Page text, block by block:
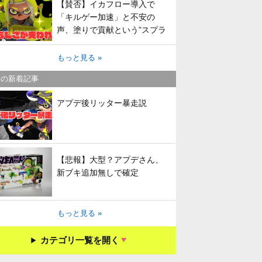
【賛否】イカフロー導入で
「キルゲー加速」と不安の
声、塗りで貢献という”スプラ
らしさ”は失われてしまうのか
もっと見る »
新着記事
アプデ後リッター暴走説
【悲報】大型？アプデさん、
新ブキ追加無しで確定
もっと見る »
カテゴリ一覧を開く